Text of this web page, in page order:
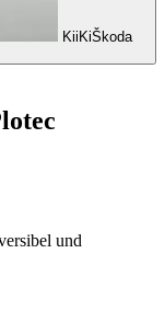
KiiKiŠkoda
und